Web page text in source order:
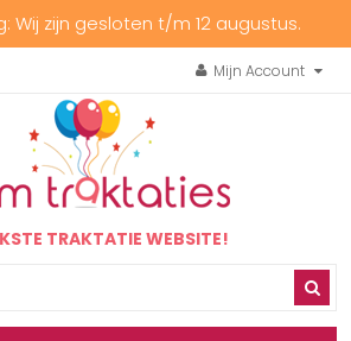
Wij zijn gesloten t/m 12 augustus.
Mijn Account
TRAKTATIE WEBSITE!